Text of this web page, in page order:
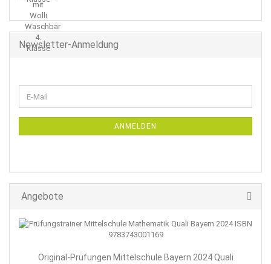
Newsletter-Anmeldung
ZUR
E-
Mail
ANMELDEN
Angebote
Original-Prüfungen Mittelschule Bayern 2024 Quali